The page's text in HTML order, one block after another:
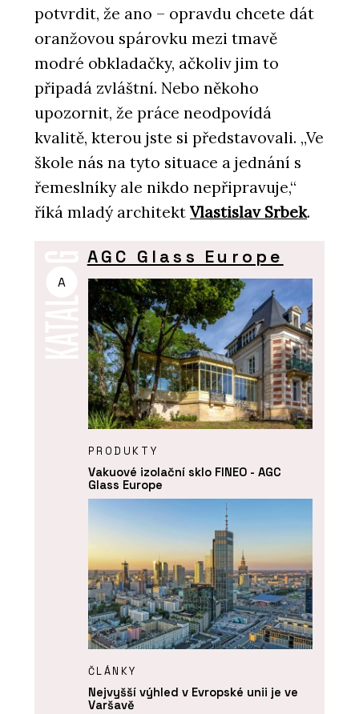
potvrdit, že ano – opravdu chcete dát
oranžovou spárovku mezi tmavě
modré obkladačky, ačkoliv jim to
připadá zvláštní. Nebo někoho
upozornit, že práce neodpovídá
kvalitě, kterou jste si představovali. „Ve
škole nás na tyto situace a jednání s
řemeslníky ale nikdo nepřipravuje,“
říká mladý architekt Vlastislav Srbek.
A
AGC Glass Europe
PRODUKTY
Vakuové izolační sklo FINEO - AGC
Glass Europe
ČLÁNKY
Nejvyšší výhled v Evropské unii je ve
Varšavě